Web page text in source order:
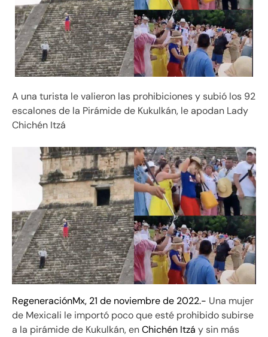
A una turista le valieron las prohibiciones y subió los 92
escalones de la Pirámide de Kukulkán, le apodan Lady
Chichén Itzá
RegeneraciónMx, 21 de noviembre de 2022.- Una mujer
de Mexicali le importó poco que esté prohibido subirse
a la pirámide de Kukulkán, enChichén Itzá y sin más